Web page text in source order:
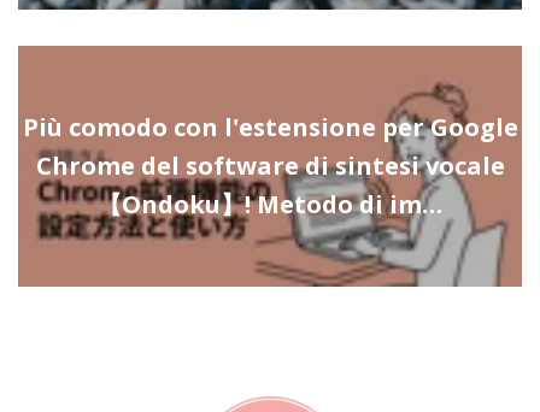
Più comodo con l'estensione per Google
Chrome del software di sintesi vocale
【Ondoku】! Metodo di im…